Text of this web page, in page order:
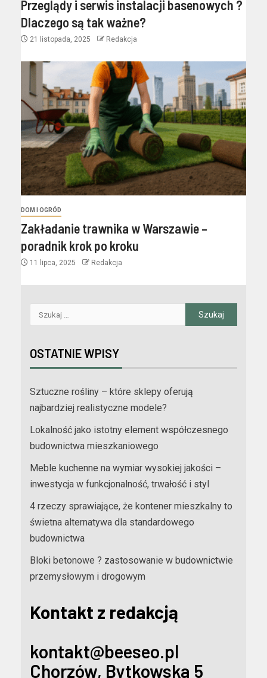
Przeglądy i serwis instalacji basenowych ?
Dlaczego są tak ważne?
21 listopada, 2025 Redakcja
DOM I OGRÓD
Zakładanie trawnika w Warszawie –
poradnik krok po kroku
11 lipca, 2025 Redakcja
OSTATNIE WPISY
Sztuczne rośliny – które sklepy oferują
najbardziej realistyczne modele?
Lokalność jako istotny element współczesnego
budownictwa mieszkaniowego
Meble kuchenne na wymiar wysokiej jakości –
inwestycja w funkcjonalność, trwałość i styl
4 rzeczy sprawiające, że kontener mieszkalny to
świetna alternatywa dla standardowego
budownictwa
Bloki betonowe ? zastosowanie w budownictwie
przemysłowym i drogowym
Kontakt z redakcją
kontakt@beeseo.pl
Chorzów, Bytkowska 5